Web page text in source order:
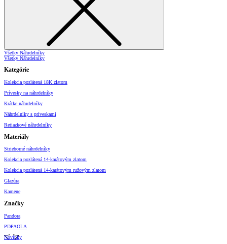
Všetky Náhrdelníky
Všetky Náhrdelníky
Kategórie
Kolekcia pozlátená 18K zlatom
Prívesky na náhrdelníky
Krátke náhrdelníky
Náhrdelníky s príveskami
Retiazkové náhrdelníky
Materiály
Strieborné náhrdelníky
Kolekcia pozlátená 14-karátovým zlatom
Kolekcia pozlátená 14-karátovým ružovým zlatom
Glazúra
Kamene
Značky
Pandora
PDPAOLA
Novinky